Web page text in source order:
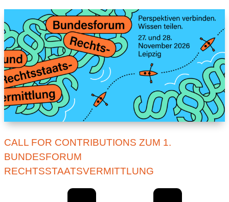
CALL FOR CONTRIBUTIONS ZUM 1.
BUNDESFORUM
RECHTSSTAATSVERMITTLUNG